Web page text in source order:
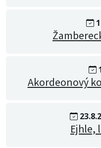
Akordeonový
Ejhle,